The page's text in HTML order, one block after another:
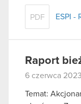
PDF ESPI -
Raport
6 czerwca 2023
Temat: